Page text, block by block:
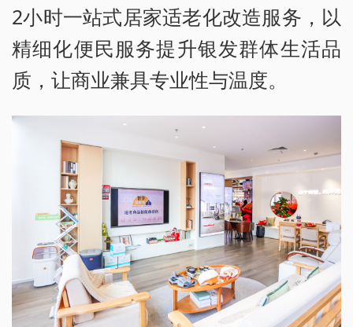
2小时一站式居家适老化改造服务，以
精细化便民服务提升银发群体生活品
质，让商业兼具专业性与温度。